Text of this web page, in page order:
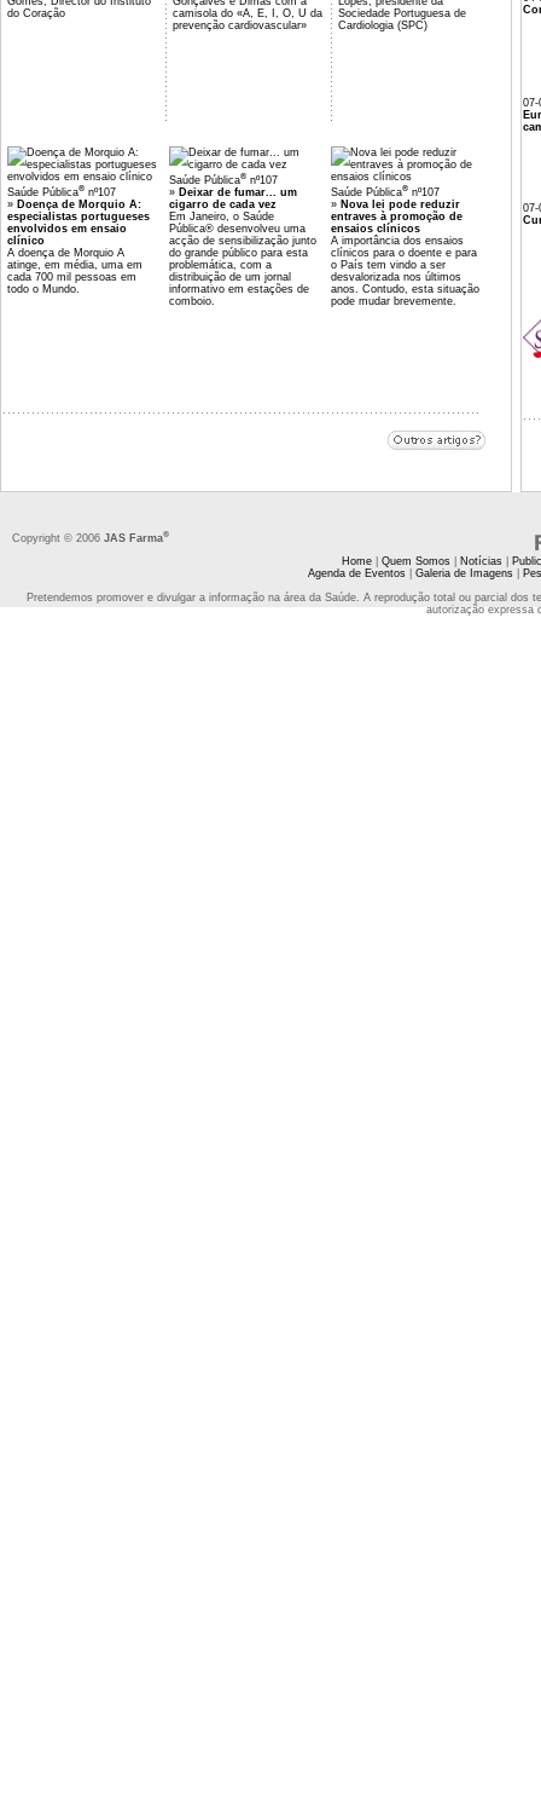
do Coração
camisola do «A, E, I, O, U da
prevenção cardiovascular»
Sociedade Portuguesa de
Cardiologia (SPC)
Saúde Pública® nº107
» Doença de Morquio A:
especialistas portugueses
envolvidos em ensaio
clínico
A doença de Morquio A
atinge, em média, uma em
cada 700 mil pessoas em
todo o Mundo.
Saúde Pública® nº107
» Deixar de fumar... um
cigarro de cada vez
Em Janeiro, o Saúde
Pública® desenvolveu uma
acção de sensibilização junto
do grande público para esta
problemática, com a
distribuição de um jornal
informativo em estações de
comboio.
Saúde Pública® nº107
» Nova lei pode reduzir
entraves à promoção de
ensaios clínicos
A importância dos ensaios
clínicos para o doente e para
o País tem vindo a ser
desvalorizada nos últimos
anos. Contudo, esta situação
pode mudar brevemente.
07-
07-
Copyright © 2006 JAS Farma®
Home| Quem Somos| Notícias|
Agenda de Eventos| Galeria de Imagens|
Pretendemos promover e divulgar a informação na área da Saúde. A reprodução total ou parcial
autorização expressa